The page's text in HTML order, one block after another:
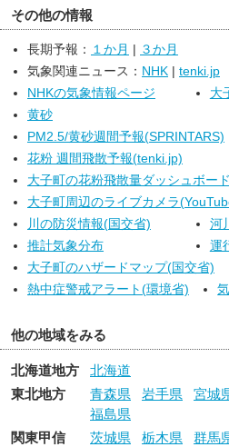
茨城県の海上では、６日から７日に
その他の情報
長期予報： １か月
３か月
気象関連ニュース： NHK
tenki.jp
NHKの気象情報ページ
大
黄砂
PM2.5/黄砂週間予報(SPRINTARS)
花粉 週間飛散予報(tenki.jp)
大子町の花粉飛散量ダッシュボード
大子町周辺のライブカメラ
川の防災情報(国交省)
河
推計気象分布
運
大子町のハザードマップ(国交省)
熱中症警戒アラート(環境省)
他の地域をみる
北海道地方
北海道
東北地方
青森県 岩手県 宮城
福島県
関東甲信
茨城県 栃木県 群馬